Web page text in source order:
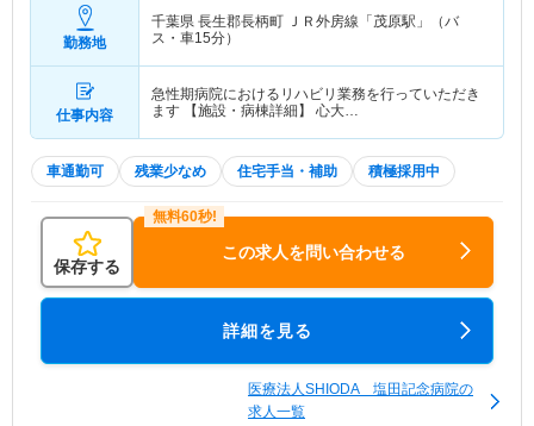
勤務地
千葉県 長生郡長柄町 ＪＲ外房線「茂原駅」（バ
ス・車15分）
仕事内容
急性期病院におけるリハビリ業務を行っていただき
ます 【施設・病棟詳細】 心大…
車通勤可 残業少なめ 住宅手当・補助 積極採用中
保存する
この求人を問い合わせる
詳細を見る
医療法人SHIODA 塩田記念病院の
求人一覧